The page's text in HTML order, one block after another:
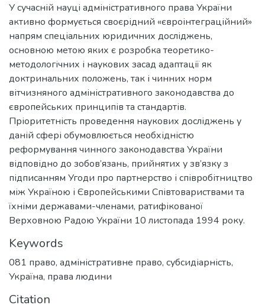
У сучасній науці адміністративного права України
активно формується своєрідний «євроінтеграційний»
напрям спеціальних юридичних досліджень,
основною метою яких є розробка теоретико-
методологічних і наукових засад адаптації як
доктринальних положень, так і чинних норм
вітчизняного адміністративного законодавства до
європейських принципів та стандартів.
Пріоритетність проведення наукових досліджень у
даній сфері обумовлюється необхідністю
реформування чинного законодавства України
відповідно до зобов’язань, прийнятих у зв’язку з
підписанням Угоди про партнерство і співробітництво
між Україною і Європейськими Співтовариствами та
їхніми державами-членами, ратифікованої
Верховною Радою України 10 листопада 1994 року.
Keywords
081 право, адміністративне право, субсидіарність,
Україна, права людини
Citation